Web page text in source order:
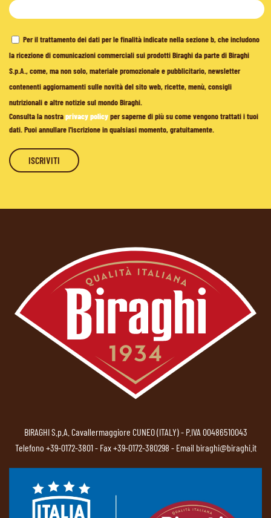
Per il trattamento dei dati per le finalità indicate nella sezione b, che includono
la ricezione di comunicazioni commerciali sui prodotti Biraghi da parte di Biraghi
S.p.A., come, ma non solo, materiale promozionale e pubblicitario, newsletter
contenenti aggiornamenti sulle novità del sito web, ricette, menù, consigli
nutrizionali e altre notizie sul mondo Biraghi.
Consulta la nostraprivacy policyper saperne di più su come vengono trattati i tuoi
dati. Puoi annullare l'iscrizione in qualsiasi momento, gratuitamente.
BIRAGHI S.p.A. Cavallermaggiore CUNEO (ITALY) - P.IVA 00486510043
Telefono +39-0172-3801- Fax +39-0172-380298 - Email biraghi@biraghi.it